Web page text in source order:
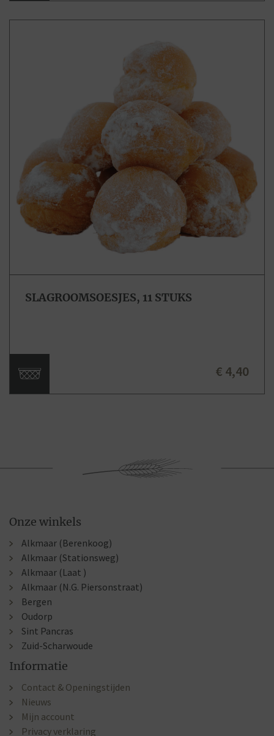
SLAGROOMSOESJES, 11 STUKS
€ 4,40
Onze winkels
Alkmaar (Berenkoog)
Alkmaar (Stationsweg)
Alkmaar (Laat )
Alkmaar (N.G. Piersonstraat)
Bergen
Oudorp
Sint Pancras
Zuid-Scharwoude
Informatie
Contact & Openingstijden
Nieuws
Mijn account
Privacy verklaring